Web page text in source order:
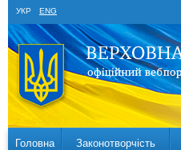
УКР ENG
Головна Законотворчість